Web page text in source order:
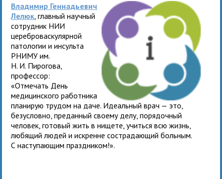
Владимир Геннадьевич
Лелюк , главный научный
сотрудник НИИ
цереброваскулярной
патологии и инсульта
РНИМУ им.
Н. И. Пирогова,
профессор:
«Отмечать День
медицинского работника
планирую трудом на даче. Идеальный врач — это,
безусловно, преданный своему делу, порядочный
человек, готовый жить в нищете, учиться всю жизнь,
любящий людей и искренне сострадающий больным.
С наступающим праздником!».